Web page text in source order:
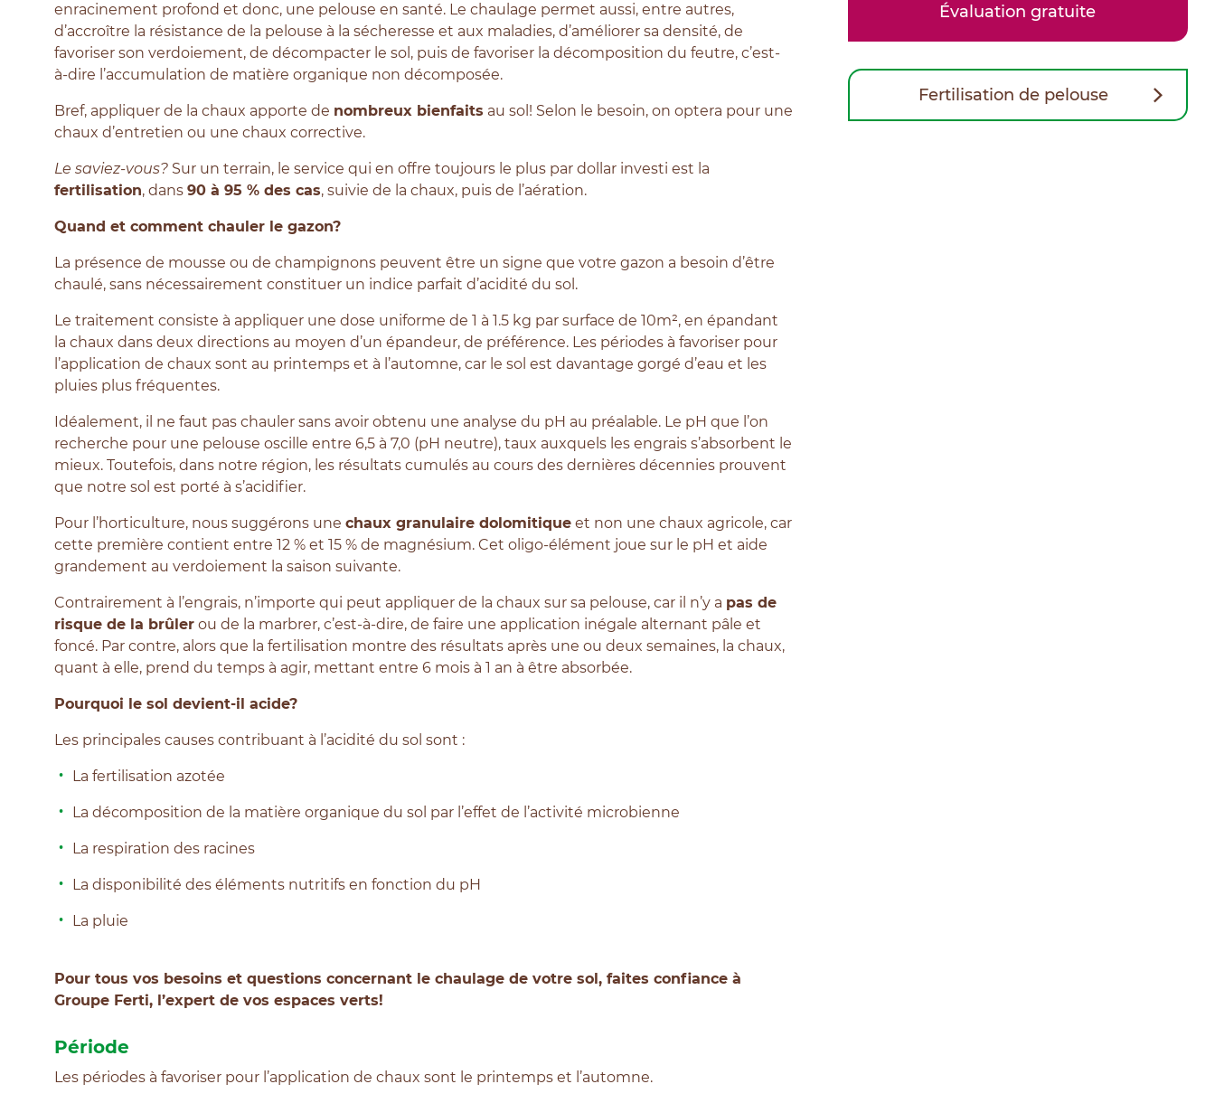
enracinement profond et donc, une pelouse en santé. Le chaulage permet aussi, entre autres,
d’accroître la résistance de la pelouse à la sécheresse et aux maladies, d’améliorer sa densité, de
favoriser son verdoiement, de décompacter le sol, puis de favoriser la décomposition du feutre, c’est-
à-dire l’accumulation de matière organique non décomposée.
Bref, appliquer de la chaux apporte de nombreux bienfaits au sol! Selon le besoin, on optera pour une
chaux d’entretien ou une chaux corrective.
Le saviez-vous? Sur un terrain, le service qui en offre toujours le plus par dollar investi est la
fertilisation, dans 90 à 95 % des cas, suivie de la chaux, puis de l’aération.
Quand et comment chauler le gazon?
La présence de mousse ou de champignons peuvent être un signe que votre gazon a besoin d’être
chaulé, sans nécessairement constituer un indice parfait d’acidité du sol.
Le traitement consiste à appliquer une dose uniforme de 1 à 1.5 kg par surface de 10m², en épandant
la chaux dans deux directions au moyen d’un épandeur, de préférence. Les périodes à favoriser pour
l’application de chaux sont au printemps et à l’automne, car le sol est davantage gorgé d’eau et les
pluies plus fréquentes.
Idéalement, il ne faut pas chauler sans avoir obtenu une analyse du pH au préalable. Le pH que l’on
recherche pour une pelouse oscille entre 6,5 à 7,0 (pH neutre), taux auxquels les engrais s’absorbent le
mieux. Toutefois, dans notre région, les résultats cumulés au cours des dernières décennies prouvent
que notre sol est porté à s’acidifier.
Pour l’horticulture, nous suggérons une chaux granulaire dolomitique et non une chaux agricole, car
cette première contient entre 12 % et 15 % de magnésium. Cet oligo-élément joue sur le pH et aide
grandement au verdoiement la saison suivante.
Contrairement à l’engrais, n’importe qui peut appliquer de la chaux sur sa pelouse, car il n’y a pas de
risque de la brûler ou de la marbrer, c’est-à-dire, de faire une application inégale alternant pâle et
foncé. Par contre, alors que la fertilisation montre des résultats après une ou deux semaines, la chaux,
quant à elle, prend du temps à agir, mettant entre 6 mois à 1 an à être absorbée.
Pourquoi le sol devient-il acide?
Les principales causes contribuant à l’acidité du sol sont :
La fertilisation azotée
La décomposition de la matière organique du sol par l’effet de l’activité microbienne
La respiration des racines
La disponibilité des éléments nutritifs en fonction du pH
La pluie
Pour tous vos besoins et questions concernant le chaulage de votre sol, faites confiance à
Groupe Ferti, l’expert de vos espaces verts!
Période
Les périodes à favoriser pour l’application de chaux sont le printemps et l’automne.
Évaluation gratuite
Fertilisation de pelouse